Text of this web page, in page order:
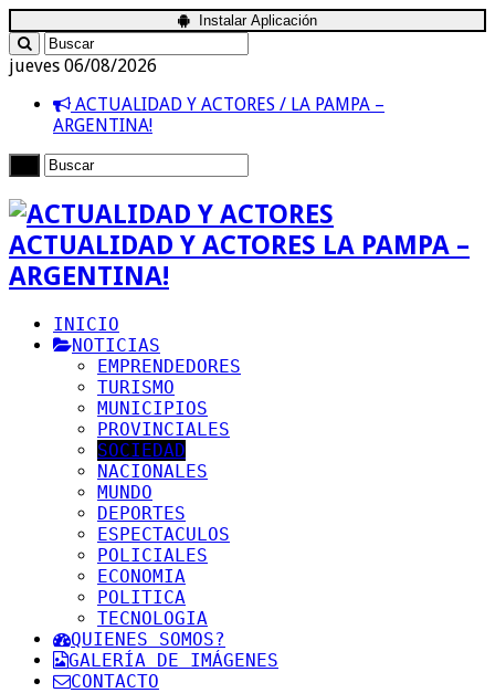
Instalar Aplicación
jueves 06/08/2026
ACTUALIDAD Y ACTORES / LA PAMPA –
ARGENTINA!
ACTUALIDAD Y ACTORES LA PAMPA –
ARGENTINA!
INICIO
NOTICIAS
EMPRENDEDORES
TURISMO
MUNICIPIOS
PROVINCIALES
SOCIEDAD
NACIONALES
MUNDO
DEPORTES
ESPECTACULOS
POLICIALES
ECONOMIA
POLITICA
TECNOLOGIA
QUIENES SOMOS?
GALERÍA DE IMÁGENES
CONTACTO